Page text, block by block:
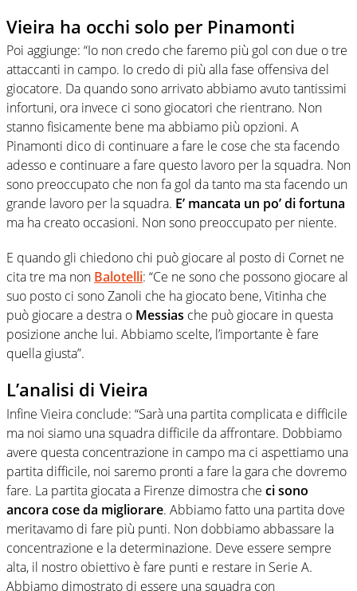
Vieira ha occhi solo per Pinamonti
Poi aggiunge: “Io non credo che faremo più gol con due o tre
attaccanti in campo. Io credo di più alla fase offensiva del
giocatore. Da quando sono arrivato abbiamo avuto tantissimi
infortuni, ora invece ci sono giocatori che rientrano. Non
stanno fisicamente bene ma abbiamo più opzioni. A
Pinamonti dico di continuare a fare le cose che sta facendo
adesso e continuare a fare questo lavoro per la squadra. Non
sono preoccupato che non fa gol da tanto ma sta facendo un
grande lavoro per la squadra. E’ mancata un po’ di fortuna
ma ha creato occasioni. Non sono preoccupato per niente.
E quando gli chiedono chi può giocare al posto di Cornet ne
cita tre ma non Balotelli: “Ce ne sono che possono giocare al
suo posto ci sono Zanoli che ha giocato bene, Vitinha che
può giocare a destra o Messias che può giocare in questa
posizione anche lui. Abbiamo scelte, l’importante è fare
quella giusta”.
L’analisi di Vieira
Infine Vieira conclude: “Sarà una partita complicata e difficile
ma noi siamo una squadra difficile da affrontare. Dobbiamo
avere questa concentrazione in campo ma ci aspettiamo una
partita difficile, noi saremo pronti a fare la gara che dovremo
fare. La partita giocata a Firenze dimostra che ci sono
ancora cose da migliorare. Abbiamo fatto una partita dove
meritavamo di fare più punti. Non dobbiamo abbassare la
concentrazione e la determinazione. Deve essere sempre
alta, il nostro obiettivo è fare punti e restare in Serie A.
Abbiamo dimostrato di essere una squadra con